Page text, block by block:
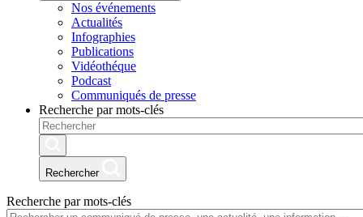
Nos événements
Actualités
Infographies
Publications
Vidéothéque
Podcast
Communiqués de presse
Recherche par mots-clés
Rechercher
Recherche par mots-clés